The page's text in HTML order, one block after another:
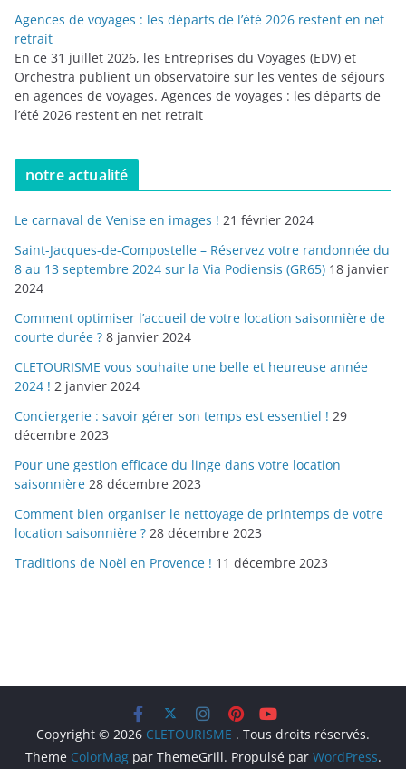
Agences de voyages : les départs de l’été 2026 restent en net
retrait
En ce 31 juillet 2026, les Entreprises du Voyages (EDV) et
Orchestra publient un observatoire sur les ventes de séjours
en agences de voyages. Agences de voyages : les départs de
l’été 2026 restent en net retrait
notre actualité
Le carnaval de Venise en images ! 21 février 2024
Saint-Jacques-de-Compostelle – Réservez votre randonnée du
8 au 13 septembre 2024 sur la Via Podiensis (GR65) 18 janvier
2024
Comment optimiser l’accueil de votre location saisonnière de
courte durée ? 8 janvier 2024
CLETOURISME vous souhaite une belle et heureuse année
2024 ! 2 janvier 2024
Conciergerie : savoir gérer son temps est essentiel ! 29
décembre 2023
Pour une gestion efficace du linge dans votre location
saisonnière 28 décembre 2023
Comment bien organiser le nettoyage de printemps de votre
location saisonnière ? 28 décembre 2023
Traditions de Noël en Provence ! 11 décembre 2023
Copyright © 2026 CLETOURISME . Tous droits réservés.
Theme ColorMagpar ThemeGrill. Propulsé par WordPress.